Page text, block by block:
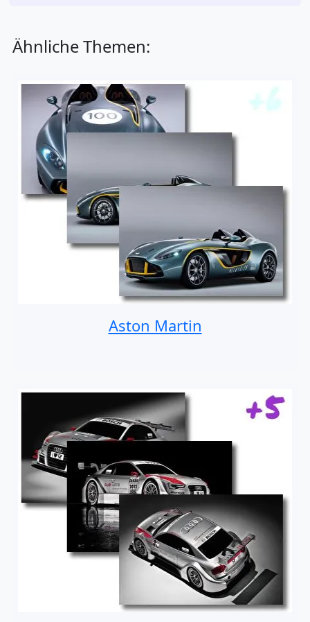
Ähnliche Themen:
Aston Martin